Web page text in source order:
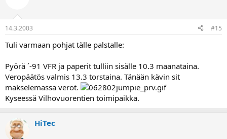
14.3.2003 #15
Tuli varmaan pohjat tälle palstalle:
Pyörä ´-91 VFR ja paperit tulliin sisälle 10.3 maanataina.
Veropäätös valmis 13.3 torstaina. Tänään kävin sit
makselemassa verot.
Kyseessä Vilhovuorentien toimipaikka.
HiTec